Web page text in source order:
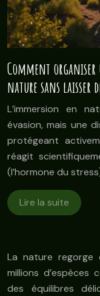
Comment
nature sans laisser
L’immersion en
évasion, mais une
protégeant
réagit
(l’hormone du
Lire la suite
La nature regorge
millions
des équilibres